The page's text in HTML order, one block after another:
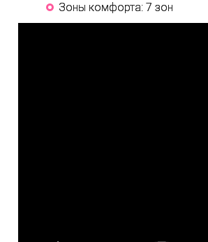
Зоны комфорта: 7 зон